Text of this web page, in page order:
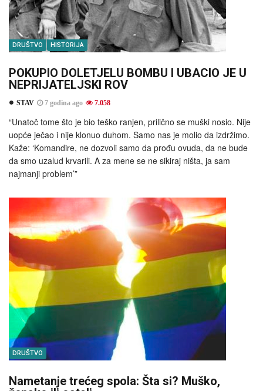
DRUŠTVO HISTORIJA
POKUPIO DOLETJELU BOMBU I UBACIO JE U
NEPRIJATELJSKI ROV
STAV 7 godina ago 7.058
“Unatoč tome što je bio teško ranjen, prilično se muški nosio. Nije
uopće ječao i nije klonuo duhom. Samo nas je molio da izdržimo.
Kaže: ‘Komandire, ne dozvoli samo da prođu ovuda, da ne bude
da smo uzalud krvarili. A za mene se ne sikiraj ništa, ja sam
najmanji problem’”
DRUŠTVO
Nametanje trećeg spola: Šta si? Muško,